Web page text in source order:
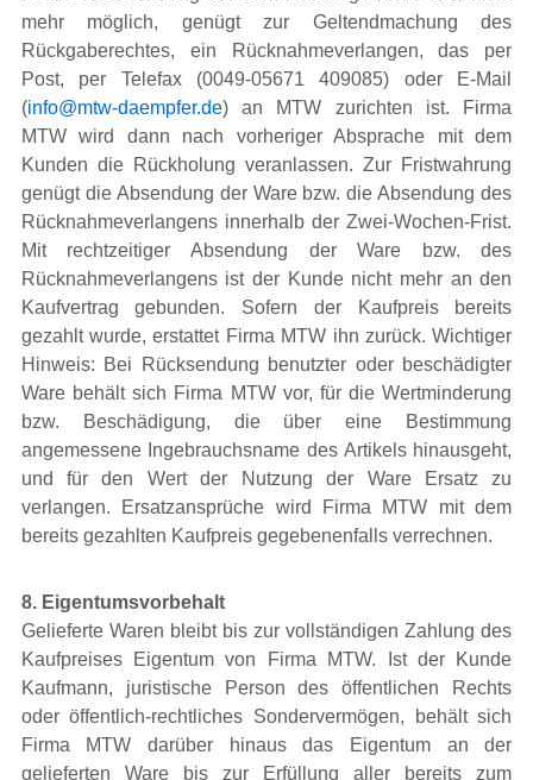
mehr möglich, genügt zur Geltendmachung des
Rückgaberechtes, ein Rücknahmeverlangen, das per
Post, per Telefax (0049-05671 409085) oder E-Mail
(info@mtw-daempfer.de) an MTW zurichten ist. Firma
MTW wird dann nach vorheriger Absprache mit dem
Kunden die Rückholung veranlassen. Zur Fristwahrung
genügt die Absendung der Ware bzw. die Absendung des
Rücknahmeverlangens innerhalb der Zwei-Wochen-Frist.
Mit rechtzeitiger Absendung der Ware bzw. des
Rücknahmeverlangens ist der Kunde nicht mehr an den
Kaufvertrag gebunden. Sofern der Kaufpreis bereits
gezahlt wurde, erstattet Firma MTW ihn zurück. Wichtiger
Hinweis: Bei Rücksendung benutzter oder beschädigter
Ware behält sich Firma MTW vor, für die Wertminderung
bzw. Beschädigung, die über eine Bestimmung
angemessene Ingebrauchsname des Artikels hinausgeht,
und für den Wert der Nutzung der Ware Ersatz zu
verlangen. Ersatzansprüche wird Firma MTW mit dem
bereits gezahlten Kaufpreis gegebenenfalls verrechnen.
8. Eigentumsvorbehalt
Gelieferte Waren bleibt bis zur vollständigen Zahlung des
Kaufpreises Eigentum von Firma MTW. Ist der Kunde
Kaufmann, juristische Person des öffentlichen Rechts
oder öffentlich-rechtliches Sondervermögen, behält sich
Firma MTW darüber hinaus das Eigentum an der
gelieferten Ware bis zur Erfüllung aller bereits zum